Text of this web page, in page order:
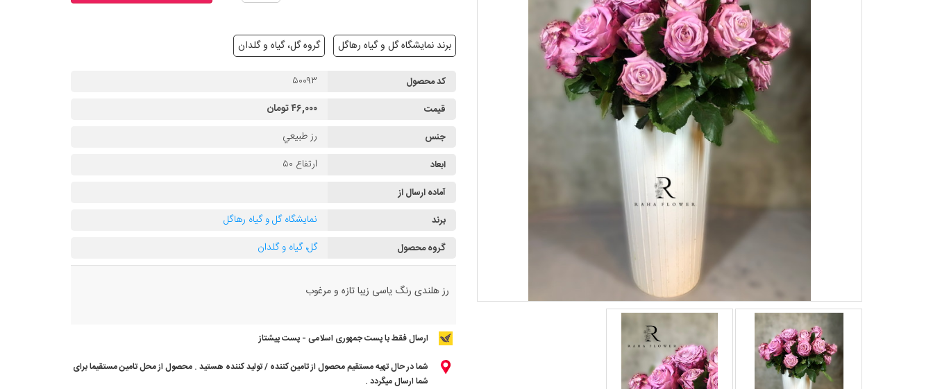
برند نمایشگاه گل و گیاه رهاگل گروه گل، گیاه و گلدان
کد محصول ۵۰۰۹۳
قیمت ۴۶,۰۰۰ تومان
جنس رز طبيعي
ابعاد ارتفاع ۵۰
آماده ارسال از
برند
نمایشگاه گل و گیاه رهاگل
گروه محصول گل، گیاه و گلدان
رز هلندی رنگ یاسی زیبا تازه و مرغوب
ارسال فقط با پست جمهوری اسلامی - پست پیشتاز
شما در حال تهیه مستقیم محصول از تامین کننده / تولید کننده هستید . محصول از محل تامین مستقیما برای
شما ارسال میگردد .